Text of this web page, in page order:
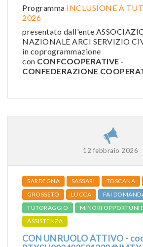
Programma INCLUSIONE A
2026
presentato dall'ente
NAZIONALE ARCI SERVIZIO
in coprogrammazione
con CONFCOOPERATIVE -
CONFEDERAZIONE
12 febbraio 2026
SARDEGNA SASSARI TOSCANA
GROSSETO
LUCCA
FAI
TUTORAGGIO
MINORI
ASSISTENZA
CON UN RUOLO ATTIVO -